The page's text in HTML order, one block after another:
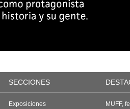
SECCIONES
Exposiciones
MUFF,